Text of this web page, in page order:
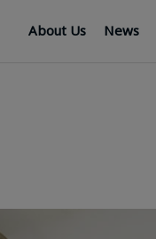
About Us News